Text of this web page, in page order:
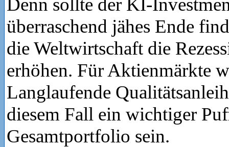
überraschend jähes Ende
die Weltwirtschaft die
erhöhen. Für Aktienmärkte
Langlaufende
diesem Fall ein wichtiger
Gesamtportfolio sein.